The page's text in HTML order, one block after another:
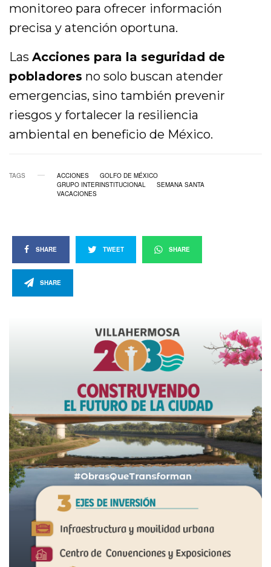
monitoreo para ofrecer información
precisa y atención oportuna.
LasAcciones para la seguridad de
pobladores no solo buscan atender
emergencias, sino también prevenir
riesgos y fortalecer la resiliencia
ambiental en beneficio de México.
TAGS ACCIONES
GOLFO DE MÉXICO
GRUPO INTERINSTITUCIONAL
SEMANA SANTA
VACACIONES
SHARE TWEET SHARE
SHARE